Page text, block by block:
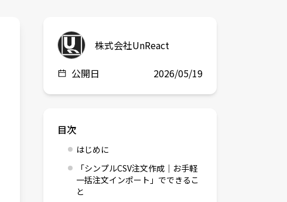
株式会社UnReact
公開日
2026/05/19
目次
はじめに
「シンプルCSV注文作成｜お手軽
一括注文インポート」でできるこ
と